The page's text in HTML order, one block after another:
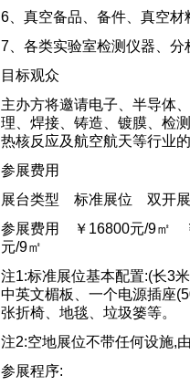
6、真空备品、备件、真空材
7、各类实验室检测仪器、分
目标观众
主办方将邀请电子、半导体
理、焊接、铸造、镀膜、检
热核反应及航空航天等行业
参展费用
展台类型 标准展位 双开
参展费用 ￥16800元/9㎡
元/9㎡
注1:标准展位基本配置:(长3
中英文楣板、一个电源插座
张折椅、地毯、垃圾篓等。
注2:空地展位不带任何设施,
参展程序: